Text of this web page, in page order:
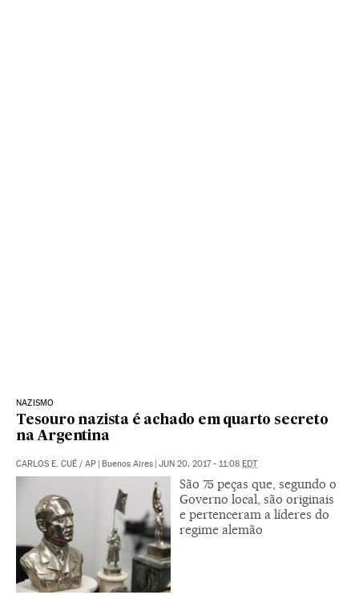
NAZISMO
Tesouro nazista é achado em quarto secreto
na Argentina
CARLOS E. CUÉ / AP Buenos Aires JUN 20, 2017 - 11:08 EDT
São 75 peças que, segundo o
Governo local, são originais
e pertenceram a líderes do
regime alemão